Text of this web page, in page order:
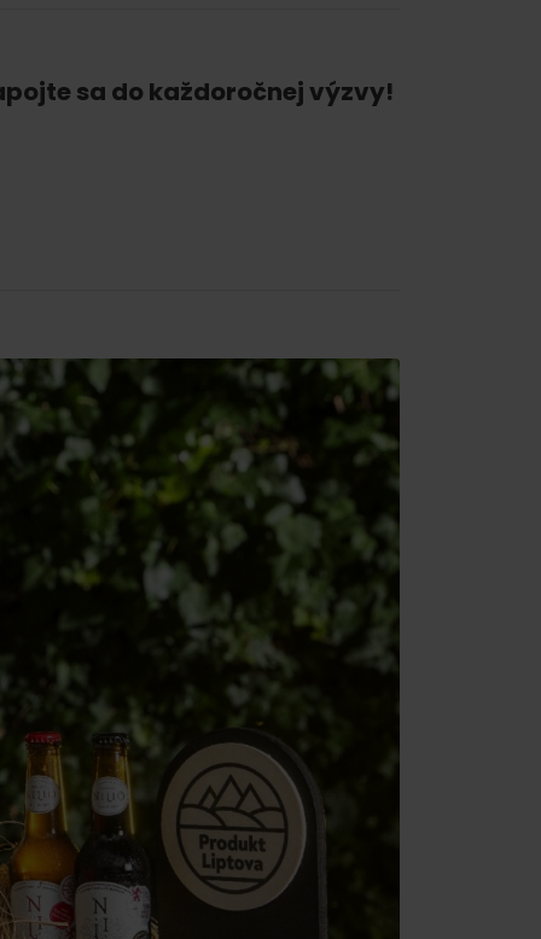
found for this source.
sa do každoročnej výzvy!